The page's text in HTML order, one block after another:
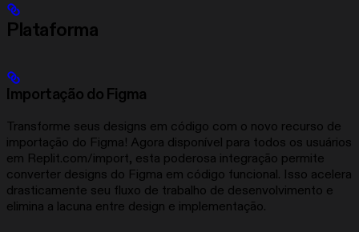
Plataforma
Importação do Figma
Transforme seus designs em código com o novo recurso de
importação do Figma! Agora disponível para todos os usuários
em Replit.com/import, esta poderosa integração permite
converter designs do Figma em código funcional. Isso acelera
drasticamente seu fluxo de trabalho de desenvolvimento e
elimina a lacuna entre design e implementação.